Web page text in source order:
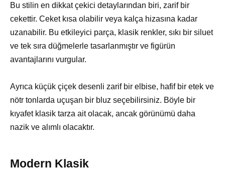
Bu stilin en dikkat çekici detaylarından biri, zarif bir
cekettir. Ceket kısa olabilir veya kalça hizasına kadar
uzanabilir. Bu etkileyici parça, klasik renkler, sıkı bir siluet
ve tek sıra düğmelerle tasarlanmıştır ve figürün
avantajlarını vurgular.
Ayrıca küçük çiçek desenli zarif bir elbise, hafif bir etek ve
nötr tonlarda uçuşan bir bluz seçebilirsiniz. Böyle bir
kıyafet klasik tarza ait olacak, ancak görünümü daha
nazik ve alımlı olacaktır.
Modern Klasik